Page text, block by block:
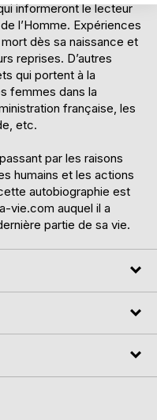
informeront le lecteur
l’Homme. Expériences
dès sa naissance et
reprises. D’autres
qui portent à la
femmes dans la
française, les
etc.
par les raisons
humains et les actions
autobiographie est
vie.com auquel il a
partie de sa vie.